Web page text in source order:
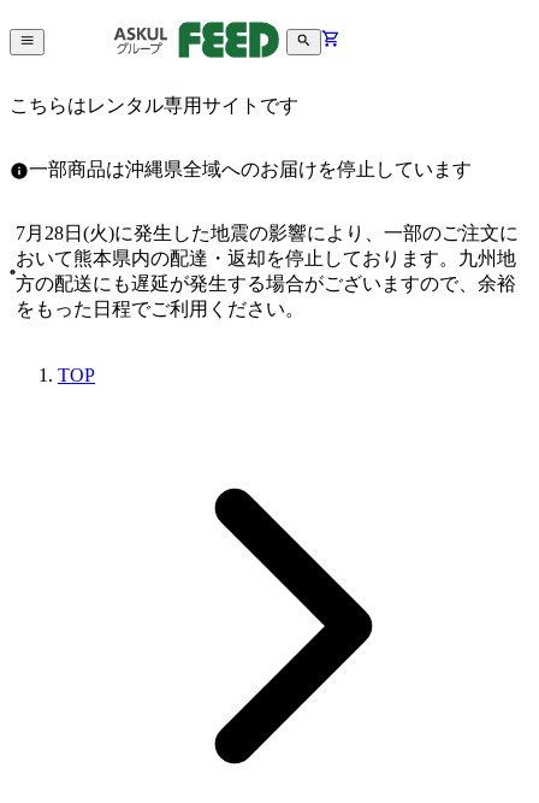
こちらはレンタル専用サイトです
一部商品は沖縄県全域へのお届けを停止しています
7月28日(火)に発生した地震の影響により、一部のご注文に
おいて熊本県内の配達・返却を停止しております。九州地
方の配送にも遅延が発生する場合がございますので、余裕
をもった日程でご利用ください。
TOP